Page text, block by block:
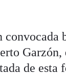
Garzón,
de esta